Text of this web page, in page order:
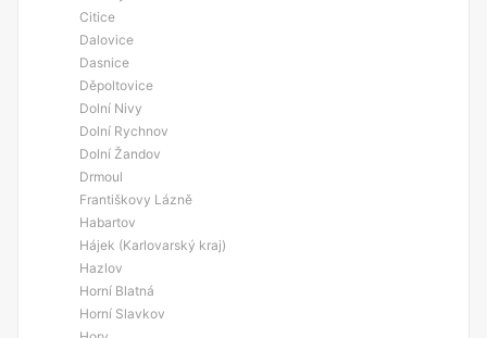
Citice
Dalovice
Dasnice
Děpoltovice
Dolní Nivy
Dolní Rychnov
Dolní Žandov
Drmoul
Františkovy Lázně
Habartov
Hájek (Karlovarský kraj)
Hazlov
Horní Blatná
Horní Slavkov